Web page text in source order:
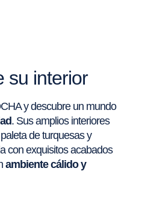
su interior
y descubre un mundo
. Sus amplios interiores
de turquesas y
con exquisitos acabados
ambiente cálido y